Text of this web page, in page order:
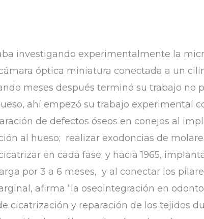
investigando experimentalmente la
óptica miniatura conectada a un
meses después terminó su trabajo no
ahí empezó su trabajo experimental
de defectos óseos en conejos al
al hueso; realizar exodoncias de
en cada fase; y hacia 1965,
por 3 a 6 meses, y al conectar los
afirma “la oseointegración en
cicatrización y reparación de los tejidos